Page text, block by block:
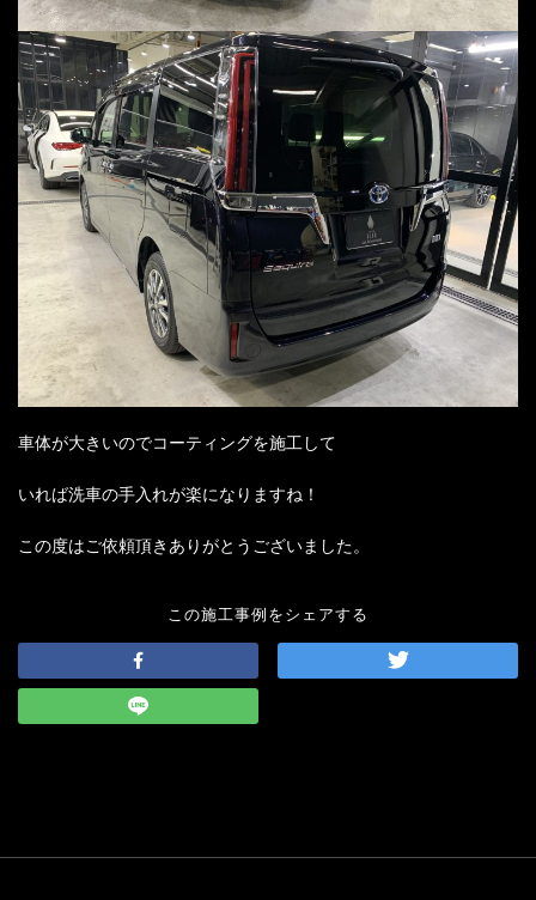
車体が大きいのでコーティングを施工して
いれば洗車の手入れが楽になりますね！
この度はご依頼頂きありがとうございました。
この施工事例をシェアする